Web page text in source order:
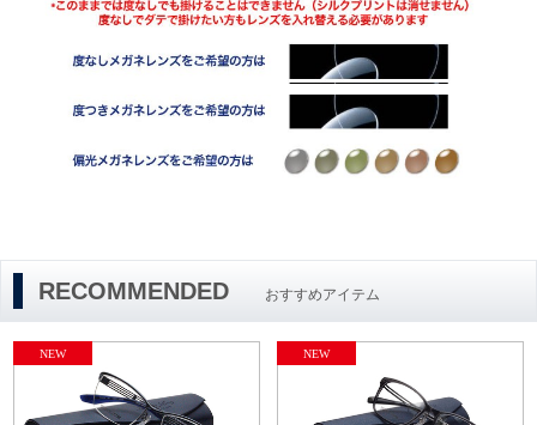
RECOMMENDED おすすめアイテム